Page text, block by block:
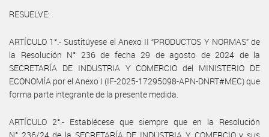
RESUELVE:
ARTÍCULO 1°.- Sustitúyese el Anexo II “PRODUCTOS Y NORMAS” de
la Resolución N° 236 de fecha 29 de agosto de 2024 de la
SECRETARÍA DE INDUSTRIA Y COMERCIO del MINISTERIO DE
ECONOMÍA por el Anexo I (IF-2025-17295098-APN-DNRT#MEC) que
forma parte integrante de la presente medida.
ARTÍCULO 2°.- Establécese que siempre que en la Resolución
N° 236/24 de la SECRETARÍA DE INDUSTRIA Y COMERCIO y sus